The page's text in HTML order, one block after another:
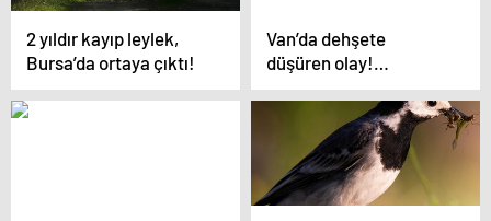
2 yıldır kayıp leylek,
Bursa’da ortaya çıktı!
Van’da dehşete
düşüren olay!
Tonlarcası kurtarıldı